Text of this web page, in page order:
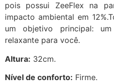
pois possui ZeeFlex na
impacto ambiental em
um objetivo principal:
relaxante para você.
Altura: 32cm.
Nível de conforto: Firme.